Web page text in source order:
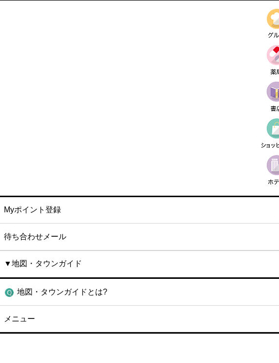
Myポイント登録
待ち合わせメール
▼地図・タウンガイド
地図・タウンガイドとは?
メニュー